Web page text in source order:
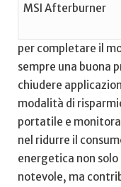
MSI⁤ Afterburner
per completare il
sempre una buona
chiudere⁢
modalità‌ di
portatile‍ e
nel⁢ ridurre il⁢
⁤energetica non
notevole, ma